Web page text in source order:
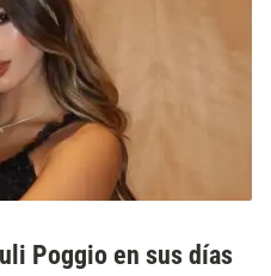
Poggio en sus días